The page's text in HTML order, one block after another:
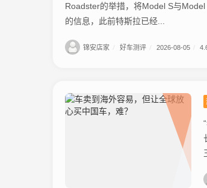
Roadster的举措，将Model S与
的信息，此前特斯拉已经...
锦安店家 好车测评 2026-08-05